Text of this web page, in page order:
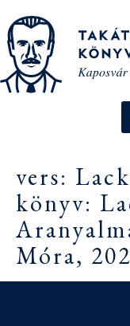
vers:
könyv:
Móra,